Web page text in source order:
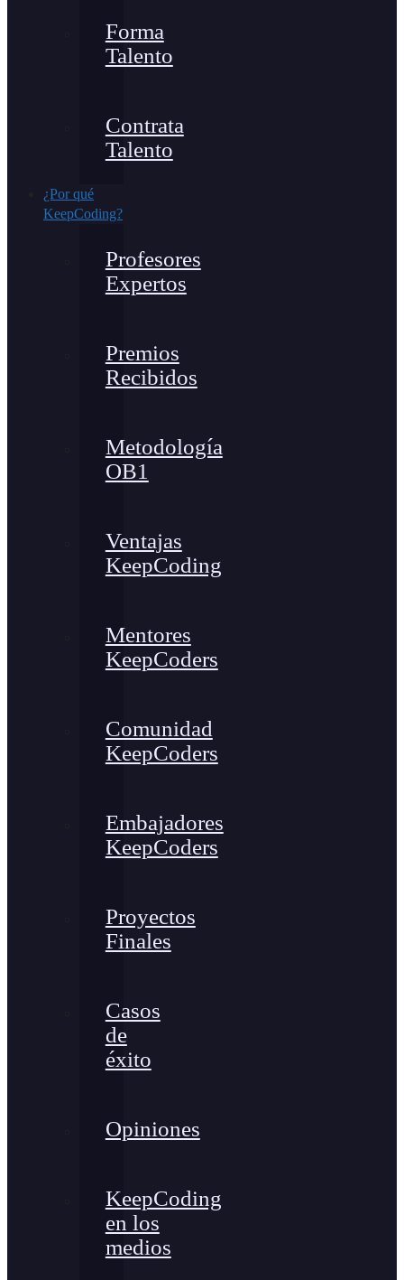
Forma
Talento
Contrata
Talento
¿Por qué
KeepCoding?
Profesores
Expertos
Premios
Recibidos
Metodología
OB1
Ventajas
KeepCoding
Mentores
KeepCoders
Comunidad
KeepCoders
Embajadores
KeepCoders
Proyectos
Finales
Casos
de
éxito
Opiniones
KeepCoding
en los
medios